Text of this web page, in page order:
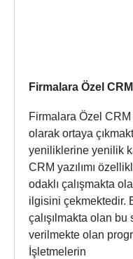
Firmalara Özel
Firmalara Özel CRM
olarak ortaya
yeniliklerine yenilik
CRM yazılımı
odaklı çalışmakta
ilgisini çekmektedir.
çalışılmakta olan bu
verilmekte olan
İşletmelerin